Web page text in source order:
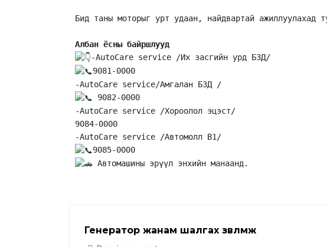
Бид таны моторыг урт удаан, найдвартай ажиллуулахад
Албан ёсны байршлууд
-AutoCare service /Их засгийн урд БЗД/
9081-0000
-AutoCare service/Амгалан БЗД /
9082-0000
-AutoCare service /Хороолол эцэст/
9084-0000
-AutoCare service /Автомолл В1/
9085-0000
Автомашины эрүүл энхийн манаанд.
Генератор жанам шалгах зөвлөмж